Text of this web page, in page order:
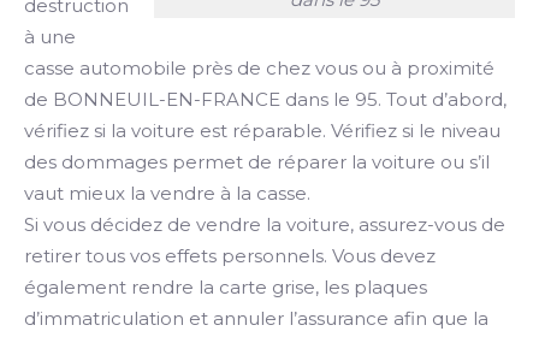
destruction
à une
casse automobile près de chez vous ou à proximité
de BONNEUIL-EN-FRANCE dans le 95. Tout d’abord,
vérifiez si la voiture est réparable. Vérifiez si le niveau
des dommages permet de réparer la voiture ou s’il
vaut mieux la vendre à la casse.
Si vous décidez de vendre la voiture, assurez-vous de
retirer tous vos effets personnels. Vous devez
également rendre la carte grise, les plaques
d’immatriculation et annuler l’assurance afin que la